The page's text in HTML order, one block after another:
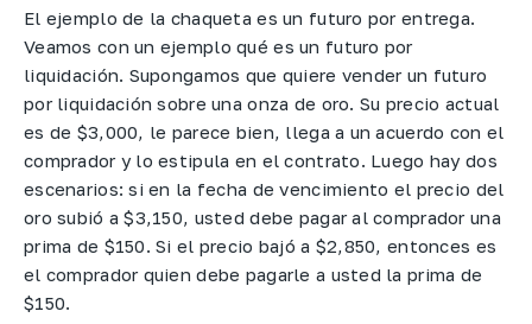
El ejemplo de la chaqueta es un futuro por entrega.
Veamos con un ejemplo qué es un futuro por
liquidación. Supongamos que quiere vender un futuro
por liquidación sobre una onza de oro. Su precio actual
es de $3,000, le parece bien, llega a un acuerdo con el
comprador y lo estipula en el contrato. Luego hay dos
escenarios: si en la fecha de vencimiento el precio del
oro subió a $3,150, usted debe pagar al comprador una
prima de $150. Si el precio bajó a $2,850, entonces es
el comprador quien debe pagarle a usted la prima de
$150.